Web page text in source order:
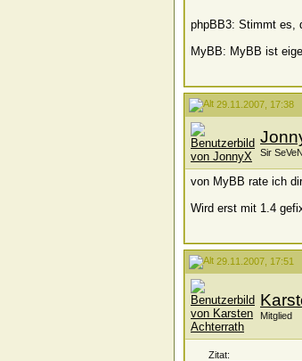
phpBB3: Stimmt es,
MyBB: MyBB ist
29.11.2007, 17:38
Sir SeVeN
von MyBB rate ich
Wird erst mit 1.4
29.11.2007, 17:51
Mitglied
Zitat: